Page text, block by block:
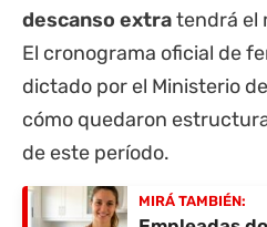
descanso extratendrá el
El cronograma oficial de
dictado por el Ministerio
cómo quedaron
de este período.
MIRÁ TAMBIÉN: